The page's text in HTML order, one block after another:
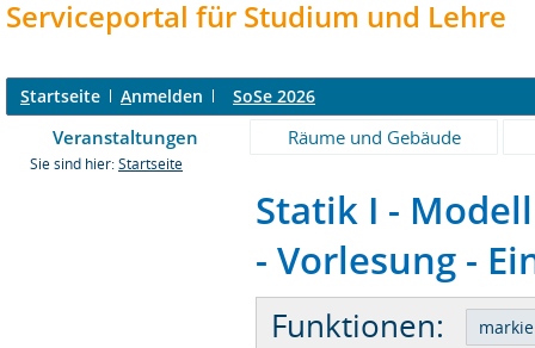
Serviceportal für Studium und Lehre
Startseite Anmelden SoSe 2026
Veranstaltungen Räume und Gebäude
Sie sind hier: Startseite
Statik I -
- Vorlesung -
Funktionen: